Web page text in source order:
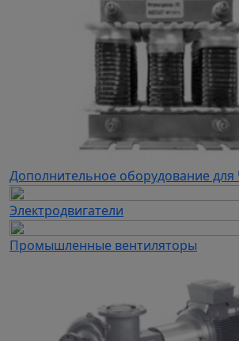
Дополнительное оборудование
Электродвигатели
Промышленные вентиляторы